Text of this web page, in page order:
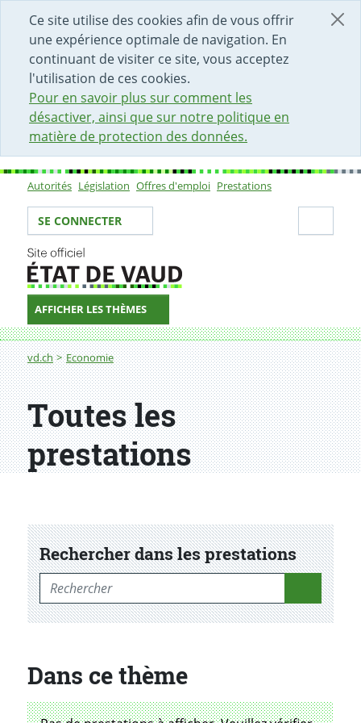
Ce site utilise des cookies afin de vous offrir
une expérience optimale de navigation. En
continuant de visiter ce site, vous acceptez
l'utilisation de ces cookies.
Pour en savoir plus sur comment les
désactiver, ainsi que sur notre politique en
matière de protection des données.
DÉBUT DU CONTENU DE LA PAGE
ACCÈS AU CHAMP DE RECHERCHE
PAGE D'ACCUEIL
FORMULAIRE DE CONTACT
Sous-navigation
Autorités Législation Offres d'emploi Prestations
Votre identité
SE CONNECTER
AFFICHER LES THÈMES
Fil d'Ariane
vd.ch Economie
Toutes les
prestations
Rechercher dans les prestations
Rechercher dans les prestations
Dans ce thème